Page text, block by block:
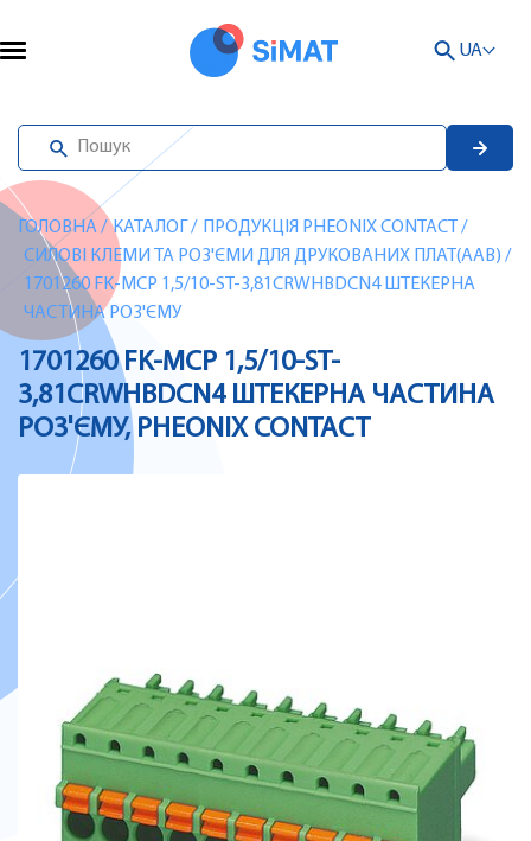
UA
ГОЛОВНА/ КАТАЛОГ / ПРОДУКЦІЯ PHEONIX CONTACT /
СИЛОВІ КЛЕМИ ТА РОЗ'ЄМИ ДЛЯ ДРУКОВАНИХ ПЛАТ(AAB) /
1701260 FK-MCP 1,5/10-ST-3,81CRWHBDCN4 ШТЕКЕРНА
ЧАСТИНА РОЗ'ЄМУ
1701260 FK-MCP 1,5/10-ST-
3,81CRWHBDCN4 ШТЕКЕРНА ЧАСТИНА
РОЗ'ЄМУ, PHEONIX CONTACT